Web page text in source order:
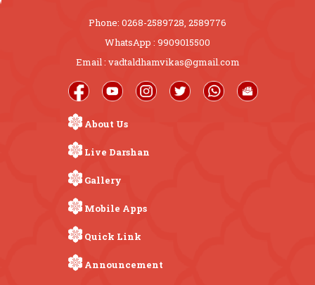
Phone: 0268-2589728, 2589776
WhatsApp : 9909015500
Email : vadtaldhamvikas@gmail.com
About Us
Live Darshan
Gallery
Mobile Apps
Quick Link
Announcement